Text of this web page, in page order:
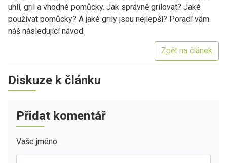
uhlí, gril a vhodné pomůcky. Jak správně grilovat? Jaké
používat pomůcky? A jaké grily jsou nejlepší? Poradí vám
náš následující návod.
Zpět na článek
Diskuze k článku
Přidat komentář
Vaše jméno